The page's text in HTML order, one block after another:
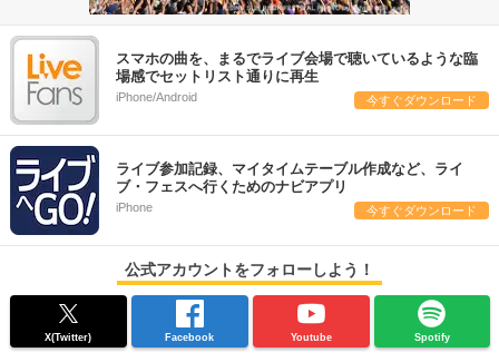
スマホの曲を、まるでライブ会場で聴いているような臨
場感でセットリスト通りに再生
iPhone/Android 今すぐダウンロード
ライブ参加記録、マイタイムテーブル作成など、ライ
ブ・フェスへ行くためのナビアプリ
iPhone 今すぐダウンロード
公式アカウントをフォローしよう！
X(Twitter) Facebook Youtube Spotify